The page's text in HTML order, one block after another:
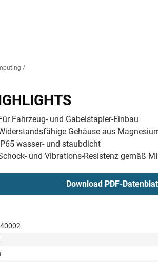
/ Vehicle Mount Computer
Fahrzeug- und Gabelstapler-Einbau
Gehäuse aus
IP65 wasser- und staubdicht
und Vibrations-Resistenz gemäß
Download PDF-